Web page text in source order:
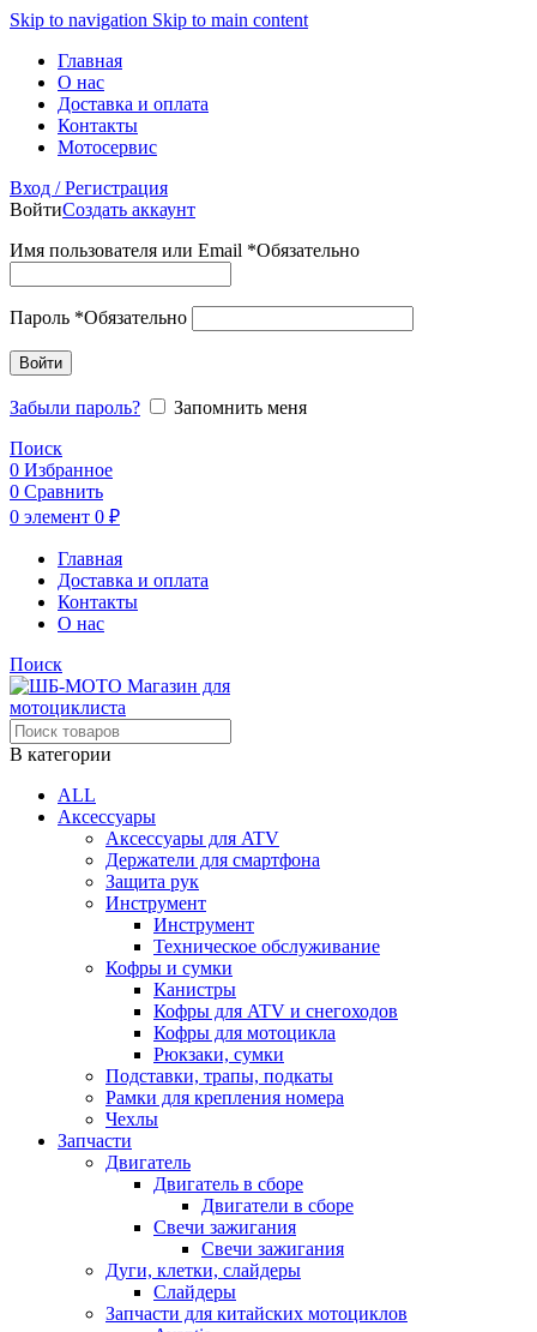
Skip to navigation Skip to main content
Главная
О нас
Доставка и оплата
Контакты
Мотосервис
Вход / Регистрация
ВойтиСоздать аккаунт
Имя пользователя или Email *Обязательно
Пароль *Обязательно
Войти
Забыли пароль?
Запомнить меня
Поиск
0 Избранное
0 Сравнить
0 элемент 0 ₽
Главная
Доставка и оплата
Контакты
О нас
Поиск
В категории
ALL
Аксессуары
Аксессуары для ATV
Держатели для смартфона
Защита рук
Инструмент
Инструмент
Техническое обслуживание
Кофры и сумки
Канистры
Кофры для ATV и снегоходов
Кофры для мотоцикла
Рюкзаки, сумки
Подставки, трапы, подкаты
Рамки для крепления номера
Чехлы
Запчасти
Двигатель
Двигатель в сборе
Двигатели в сборе
Свечи зажигания
Свечи зажигания
Дуги, клетки, слайдеры
Слайдеры
Запчасти для китайских мотоциклов